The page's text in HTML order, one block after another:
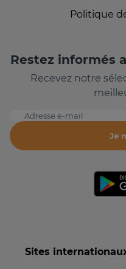
Politique
Restez informés
Recevez notre
Adresse e-mail
Je
Sites